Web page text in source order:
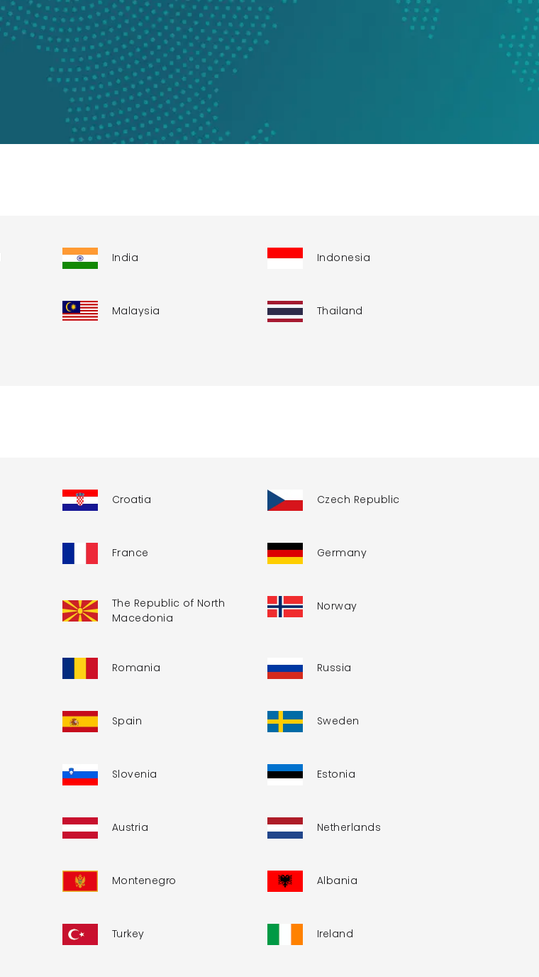
India Indonesia
Malaysia Thailand
Croatia Czech Republic
France Germany
The Republic of North
Macedonia
Norway
Romania Russia
Spain Sweden
Slovenia Estonia
Austria Netherlands
Montenegro Albania
Turkey Ireland